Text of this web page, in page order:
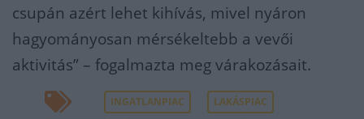
csupán azért lehet kihívás, mivel nyáron
hagyományosan mérsékeltebb a vevői
aktivitás” – fogalmazta meg várakozásait.
INGATLANPIAC LAKÁSPIAC